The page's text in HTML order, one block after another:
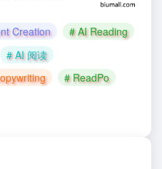
Creation
# AI Reading
# AI 阅读
# ReadPo